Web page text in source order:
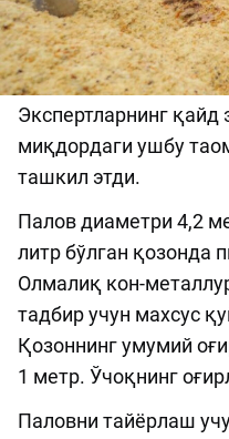
Экспертларнинг қайд
миқдордаги ушбу
ташкил этди.
Палов диаметри 4,2
литр бўлган қозонда
Олмалиқ кон-
тадбир учун махсус
Қозоннинг умумий
1 метр. Ўчоқнинг
Паловни тайёрлаш